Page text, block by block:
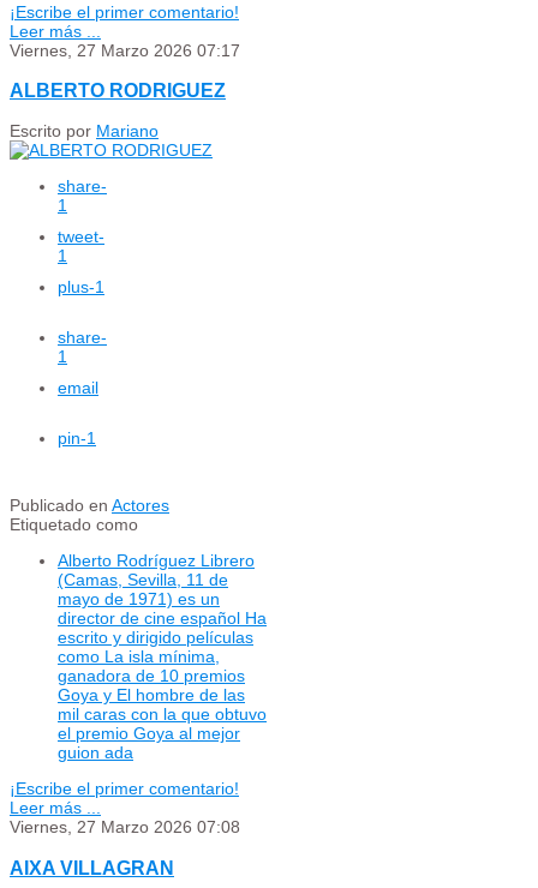
¡Escribe el primer comentario!
Leer más ...
Viernes, 27 Marzo 2026 07:17
ALBERTO RODRIGUEZ
Escrito por Mariano
share-
1
tweet-
1
plus-1
share-
1
email
pin-1
Publicado en Actores
Etiquetado como
Alberto Rodríguez Librero
(Camas, Sevilla, 11 de
mayo de 1971) es un
director de cine español Ha
escrito y dirigido películas
como La isla mínima,
ganadora de 10 premios
Goya y El hombre de las
mil caras con la que obtuvo
el premio Goya al mejor
guion ada
¡Escribe el primer comentario!
Leer más ...
Viernes, 27 Marzo 2026 07:08
AIXA VILLAGRAN